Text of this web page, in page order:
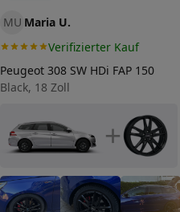
Traglast (in kg)
Allgemeine Produktsicherheit
Herstellerkontakt
MU Maria U.
Verifizierter Kauf
Peugeot 308 SW HDi FAP 150
Black, 18 Zoll
+